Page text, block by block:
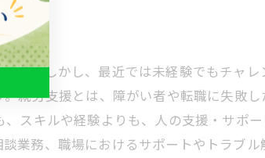
す。しかし、最近では未経験でもチャレ
就労支援とは、障がい者や転職に失敗し
スキルや経験よりも、人の支援・サポ
業務、職場におけるサポートやトラブル